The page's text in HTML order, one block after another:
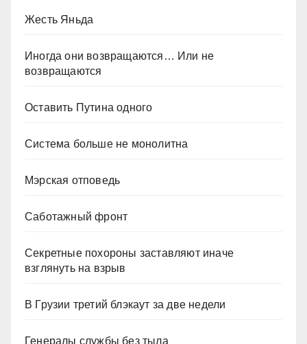
Жесть Яньда
Иногда они возвращаются… Или не
возвращаются
Оставить Путина одного
Система больше не монолитна
Мэрская отповедь
Саботажный фронт
Секретные похороны заставляют иначе
взглянуть на взрыв
В Грузии третий блэкаут за две недели
Генералы службы без тыла